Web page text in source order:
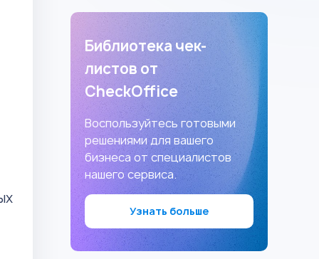
Библиотека чек-
листов от
CheckOffice
Воспользуйтесь готовыми
решениями для вашего
бизнеса от специалистов
нашего сервиса.
Узнать больше